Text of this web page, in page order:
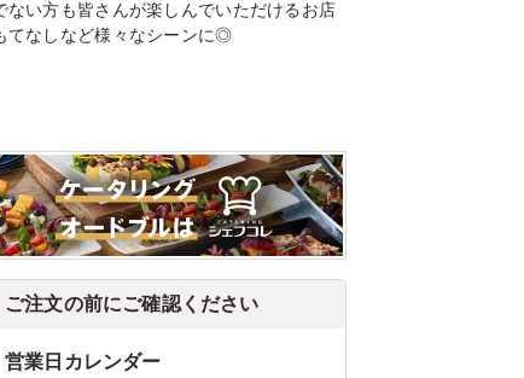
ない方も皆さんが楽しんでいただけるお店
てなしなど様々なシーンに◎
ご注文の前にご確認ください
営業日カレンダー